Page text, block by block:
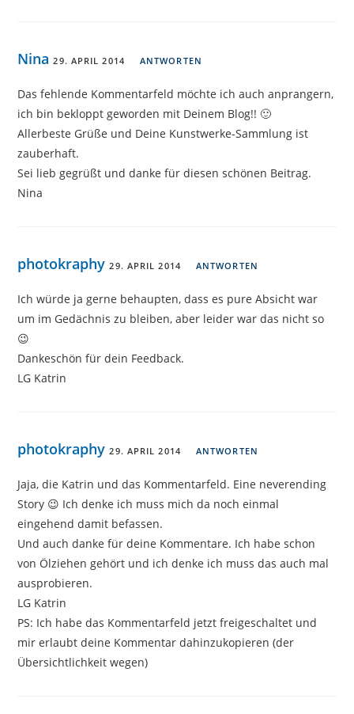
Nina 29. APRIL 2014 ANTWORTEN
Das fehlende Kommentarfeld möchte ich auch anprangern,
ich bin bekloppt geworden mit Deinem Blog!! 🙂
Allerbeste Grüße und Deine Kunstwerke-Sammlung ist
zauberhaft.
Sei lieb gegrüßt und danke für diesen schönen Beitrag.
Nina
photokraphy 29. APRIL 2014 ANTWORTEN
Ich würde ja gerne behaupten, dass es pure Absicht war
um im Gedächnis zu bleiben, aber leider war das nicht so
😉
Dankeschön für dein Feedback.
LG Katrin
photokraphy 29. APRIL 2014 ANTWORTEN
Jaja, die Katrin und das Kommentarfeld. Eine neverending
Story 😉 Ich denke ich muss mich da noch einmal
eingehend damit befassen.
Und auch danke für deine Kommentare. Ich habe schon
von Ölziehen gehört und ich denke ich muss das auch mal
ausprobieren.
LG Katrin
PS: Ich habe das Kommentarfeld jetzt freigeschaltet und
mir erlaubt deine Kommentar dahinzukopieren (der
Übersichtlichkeit wegen)